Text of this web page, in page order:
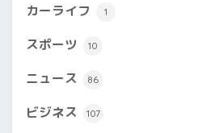
カーライフ 1
スポーツ 10
ニュース 86
ビジネス 107